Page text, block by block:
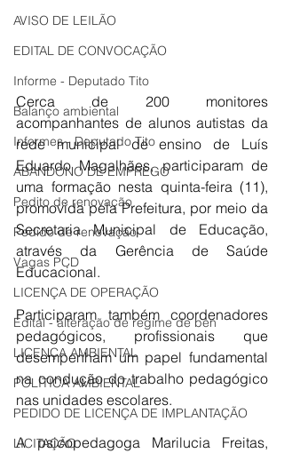
AVISO DE LEILÃO
EDITAL DE CONVOCAÇÃO
Informe - Deputado Tito
Balanço ambiental
Informes - Deputado Tito
ABANDONO DE EMPREGO
Pedito de renovação
Pedido de renovação
Vagas PCD
LICENÇA DE OPERAÇÃO
Edital - alteração de regime de ben
LICENÇA AMBIENTAL
POLÍTICA AMBIENTAL
PEDIDO DE LICENÇA DE IMPLANTAÇÃO
LICITAÇÃO
Cerca de 200 monitores
acompanhantes de alunos autistas da
rede municipal de ensino de Luís
Eduardo Magalhães, participaram de
uma formação nesta quinta-feira (11),
promovida pela Prefeitura, por meio da
Secretaria Municipal de Educação,
através da Gerência de Saúde
Educacional.
Participaram também coordenadores
pedagógicos, profissionais que
desempenham um papel fundamental
na condução do trabalho pedagógico
nas unidades escolares.
A psicopedagoga Marilucia Freitas,